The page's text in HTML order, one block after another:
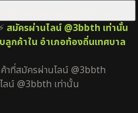
สมัครผ่านไลน์ @3bbth เท่านั้น
ลูกค้าใน อำเภอท้องถิ่นเทศบาล
าที่สมัครผ่านไลน์ @3bbth
ลน์ @3bbth เท่านั้น